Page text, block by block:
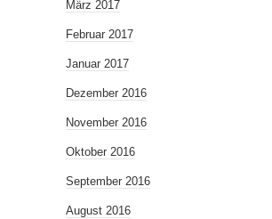
März 2017
Februar 2017
Januar 2017
Dezember 2016
November 2016
Oktober 2016
September 2016
August 2016